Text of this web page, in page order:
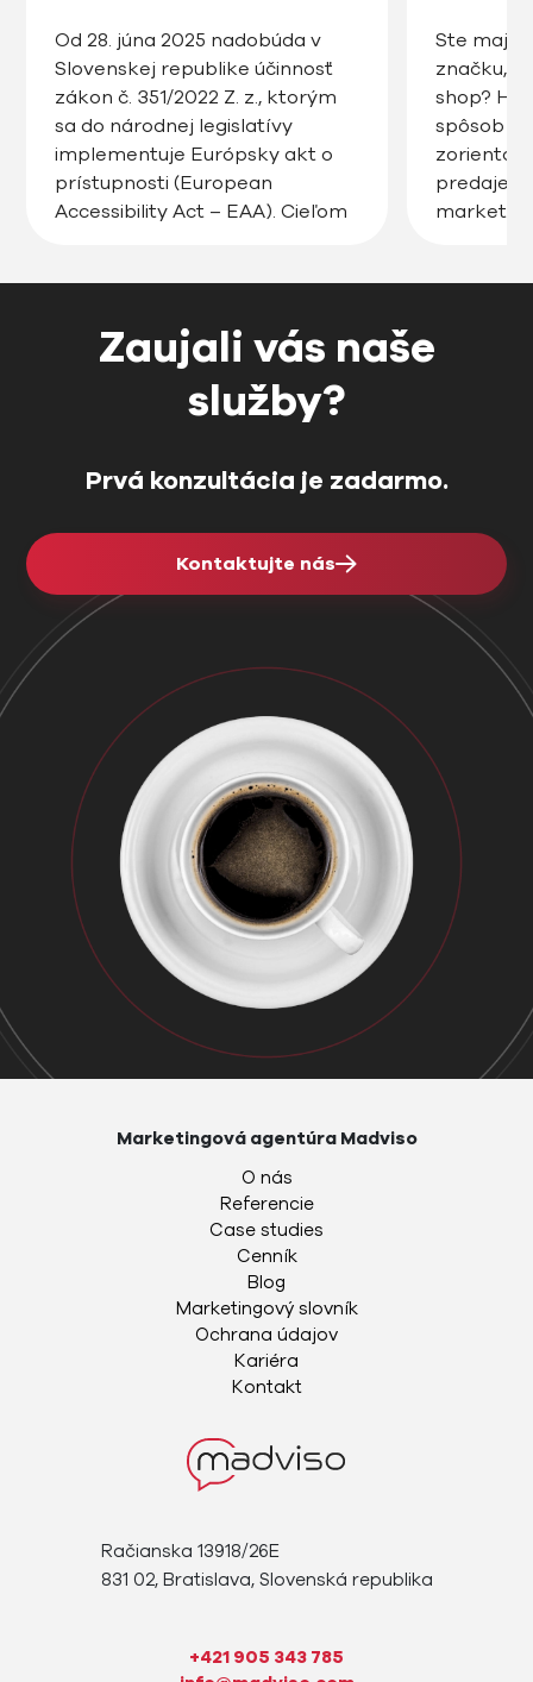
od roku 2025
Od 28. júna 2025 nadobúda v
Slovenskej republike účinnosť
zákon č. 351/2022 Z. z., ktorým
sa do národnej legislatívy
implementuje Európsky akt o
prístupnosti (European
Accessibility Act – EAA). Cieľom
webstránok, e-shopov či
mobilných aplikácií, boli
prístupné pre všetkých
používateľov, vrátane osôb so
Ste
značku,
shop?
spôsob
predaje,
Zaujali vás naše
služby?
Prvá konzultácia je zadarmo.
Kontaktujte nás
Račianska 13918/26E
831 02, Bratislava, Slovenská republika
+421 905 343 785
Marketingová agentúra Madviso
O nás
Referencie
Case studies
Cenník
Blog
Marketingový slovník
Ochrana údajov
Kariéra
Kontakt